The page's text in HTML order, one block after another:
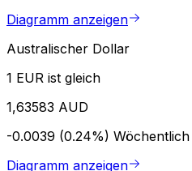
Diagramm anzeigen
Australischer Dollar
1 EUR ist gleich
1,63583 AUD
-0.0039 (0.24%) Wöchentlich
Diagramm anzeigen